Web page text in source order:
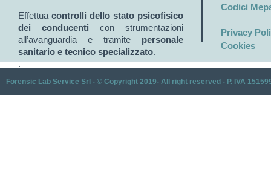
Effettuacontrolli dello stato psicofisico
dei conducenticon strumentazioni
all’avanguardia e tramite personale
sanitario e tecnico specializzato.
.
Codici
Privacy
Cookies
Forensic Lab Service Srl - © Copyright 2019- All right reserved - P. IVA